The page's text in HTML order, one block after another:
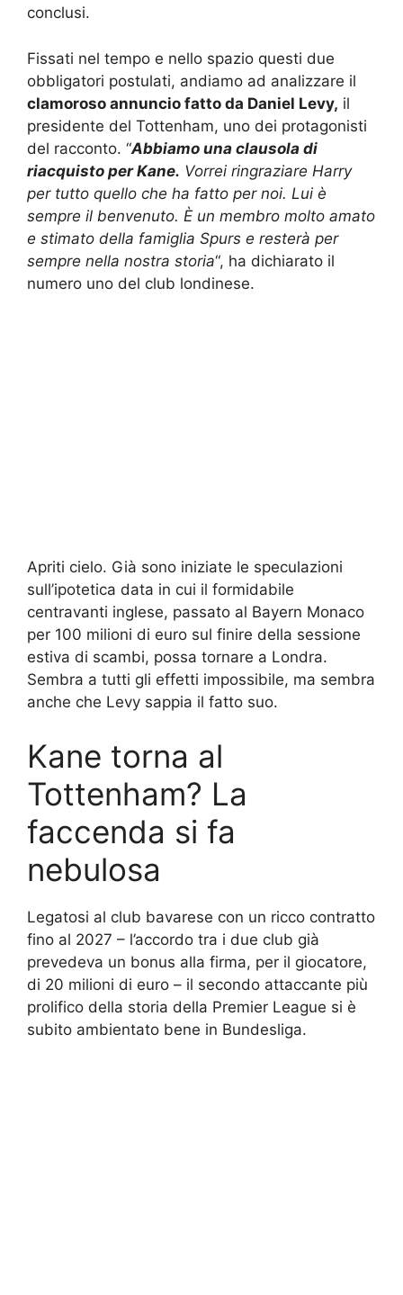
conclusi.
Fissati nel tempo e nello spazio questi due
obbligatori postulati, andiamo ad analizzare il
clamoroso annuncio fatto da Daniel Levy, il
presidente del Tottenham, uno dei protagonisti
del racconto. “Abbiamo una clausola di
riacquisto per Kane. Vorrei ringraziare Harry
per tutto quello che ha fatto per noi. Lui è
sempre il benvenuto. È un membro molto amato
e stimato della famiglia Spurs e resterà per
sempre nella nostra storia“, ha dichiarato il
numero uno del club londinese.
Apriti cielo. Già sono iniziate le speculazioni
sull’ipotetica data in cui il formidabile
centravanti inglese, passato al Bayern Monaco
per 100 milioni di euro sul finire della sessione
estiva di scambi, possa tornare a Londra.
Sembra a tutti gli effetti impossibile, ma sembra
anche che Levy sappia il fatto suo.
Kane torna al
Tottenham? La
faccenda si fa
nebulosa
Legatosi al club bavarese con un ricco contratto
fino al 2027 – l’accordo tra i due club già
prevedeva un bonus alla firma, per il giocatore,
di 20 milioni di euro – il secondo attaccante più
prolifico della storia della Premier League si è
subito ambientato bene in Bundesliga.